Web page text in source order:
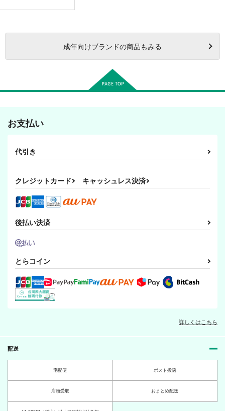
成年向けブランドの商品もみる
お支払い
代引き
クレジットカード キャッシュレス決済
後払い決済
とらコイン
詳しくはこちら
配送
宅配便 ポスト投函
店頭受取 おまとめ配送